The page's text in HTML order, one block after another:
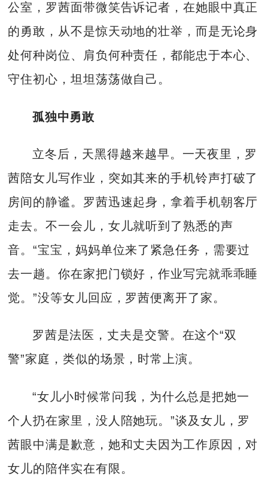
公室，罗茜面带微笑告诉记者，在她眼中真正
的勇敢，从不是惊天动地的壮举，而是无论身
处何种岗位、肩负何种责任，都能忠于本心、
守住初心，坦坦荡荡做自己。
孤独中勇敢
立冬后，天黑得越来越早。一天夜里，罗
茜陪女儿写作业，突如其来的手机铃声打破了
房间的静谧。罗茜迅速起身，拿着手机朝客厅
走去。不一会儿，女儿就听到了熟悉的声
音。“宝宝，妈妈单位来了紧急任务，需要过
去一趟。你在家把门锁好，作业写完就乖乖睡
觉。”没等女儿回应，罗茜便离开了家。
罗茜是法医，丈夫是交警。在这个“双
警”家庭，类似的场景，时常上演。
“女儿小时候常问我，为什么总是把她一
个人扔在家里，没人陪她玩。”谈及女儿，罗
茜眼中满是歉意，她和丈夫因为工作原因，对
女儿的陪伴实在有限。